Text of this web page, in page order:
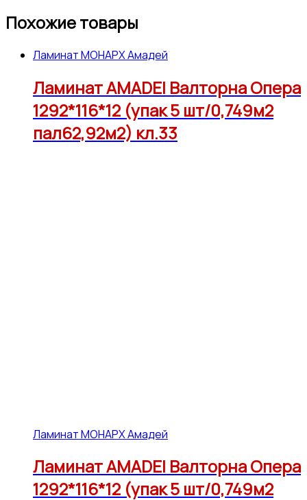
Похожие товары
Ламинат МОНАРХ Амадей
Ламинат AMADEI Валторна Опера
1292*116*12 (упак 5 шт/0,749м2
пал62,92м2) кл.33
Ламинат МОНАРХ Амадей
Ламинат AMADEI Валторна Опера
1292*116*12 (упак 5 шт/0,749м2